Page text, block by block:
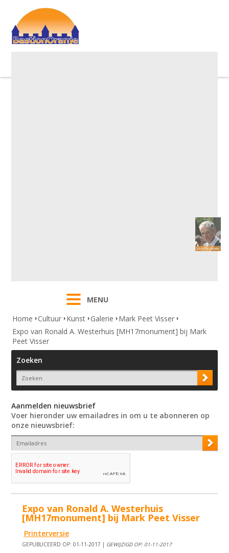
MENU
Home
Cultuur Kunst Galerie
Mark Peet Visser
Expo van Ronald A. Westerhuis [MH17monument] bij Mark
Peet Visser
Zoeken
Aanmelden nieuwsbrief
Voer hieronder uw emailadres in om u te abonneren op
onze nieuwsbrief:
Expo van Ronald A. Westerhuis
[MH17monument] bij Mark Peet Visser
Printerversie
GEPUBLICEERD OP: 01-11-2017 | GEWIJZIGD OP: 01-11-2017